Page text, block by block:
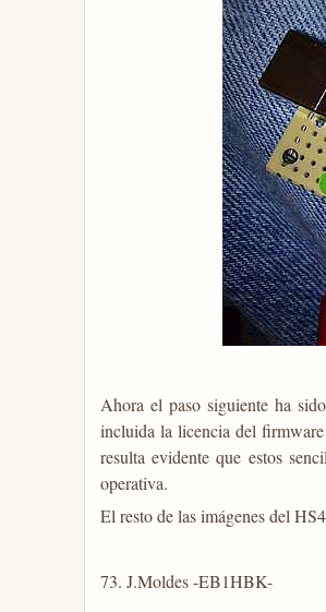
Ahora el paso siguiente ha
incluida la licencia del
resulta evidente que estos
operativa.
El resto de las imágenes del
73. J.Moldes -EB1HBK-